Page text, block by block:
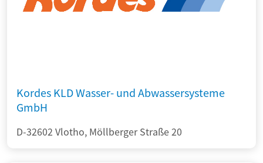
Kordes KLD Wasser- und Abwassersysteme
GmbH
D-32602 Vlotho, Möllberger Straße 20